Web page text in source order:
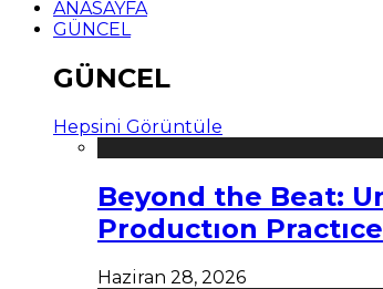
ANASAYFA
GÜNCEL
GÜNCEL
Hepsini Görüntüle
Beyond the Beat:
Productıon Practıce
Haziran 28, 2026